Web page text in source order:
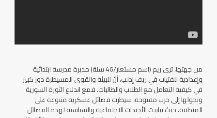
من جهتها، ترى ريم (اسم مستعار/46 سنة) مديرة مدرسة ابتدائية
وإعدادية للفتيات في ريف إدلب، أنّ للبيئة والقوى المسيطرة دور كبير
في كيفية التعامل مع الطلاب والطالبات. فمع اندلاع الثورة السورية
وتحولها إلى حرب مفتوحة، سيطرت فصائل عسكرية متنوعة على
المنطقة، حيث تباينت الأجندات الاجتماعية والسياسية لهذه الفصائل